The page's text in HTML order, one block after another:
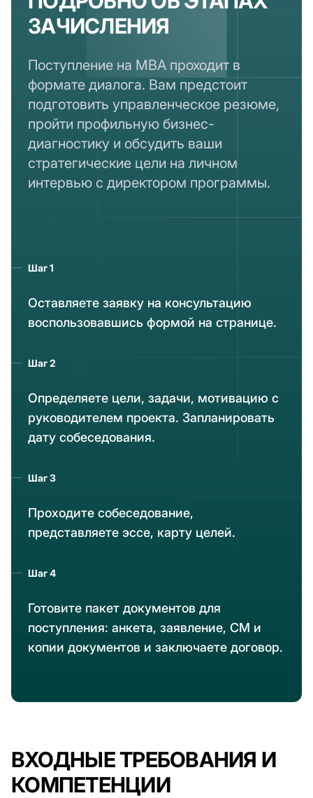
ЗАЧИСЛЕНИЯ
Поступление на MBA проходит в
формате диалога. Вам предстоит
подготовить управленческое резюме,
пройти профильную бизнес-
диагностику и обсудить ваши
стратегические цели на личном
интервью с директором программы.
Шаг 1
Оставляете заявку на консультацию
воспользовавшись формой на странице.
Шаг 2
Определяете цели, задачи, мотивацию с
руководителем проекта. Запланировать
дату собеседования.
Шаг 3
Проходите собеседование,
представляете эссе, карту целей.
Шаг 4
Готовите пакет документов для
поступления: анкета, заявление, СМ и
копии документов и заключаете договор.
ВХОДНЫЕ ТРЕБОВАНИЯ И
КОМПЕТЕНЦИИ